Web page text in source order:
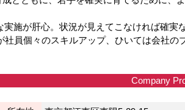
施が肝心。状況が見えてこなければ確実
社員個々のスキルアップ、ひいては会社
Company